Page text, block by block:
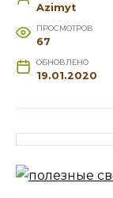
Azimyt
ПРОСМОТРОВ
67
ОБНОВЛЕНО
19.01.2020